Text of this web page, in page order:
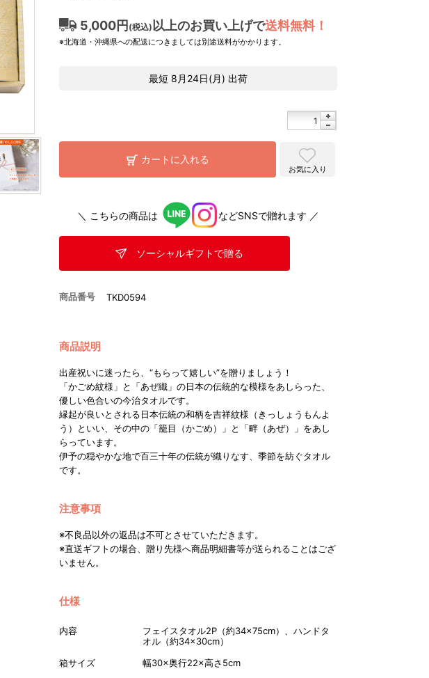
5,000円 (税込) 以上のお買い上げで送料無料！
※北海道・沖縄県への配送につきましては別途送料がかかります。
最短 8月24日(月) 出荷
カートに入れる
お気に入り
＼ こちらの商品は などSNSで贈れます ／
ソーシャルギフトで贈る
商品番号 TKD0594
商品説明
出産祝いに迷ったら、“もらって嬉しい”を贈りましょう！
「かごめ紋様」と「あぜ織」の日本の伝統的な模様をあしらった、
優しい色合いの今治タオルです。
縁起が良いとされる日本伝統の和柄を吉祥紋様（きっしょうもんよ
う）といい、その中の「籠目（かごめ）」と「畔（あぜ）」をあし
らっています。
伊予の穏やかな地で百三十年の伝統が織りなす、季節を紡ぐタオル
です。
注意事項
※不良品以外の返品は不可とさせていただきます。
※直送ギフトの場合、贈り先様へ商品明細書等が送られることはござ
いません。
仕様
内容
フェイスタオル2P（約34×75cm）、ハンドタ
オル（約34×30cm）
箱サイズ
幅30×奥行22×高さ5cm